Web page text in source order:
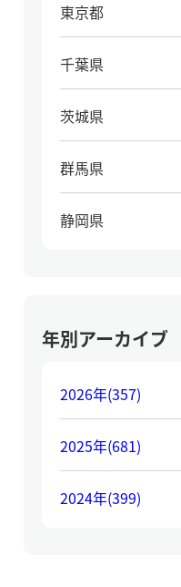
東京都
千葉県
茨城県
群馬県
静岡県
年別アーカイブ
2026年(357)
2025年(681)
2024年(399)